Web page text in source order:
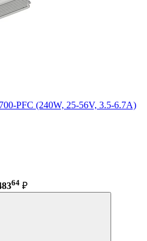
PFC (240W, 25-56V, 3.5-6.7A)
64 ₽